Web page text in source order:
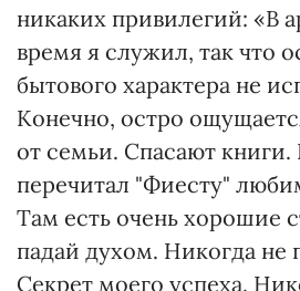
никаких привилегий: «В
время я служил, так что
бытового характера не
Конечно, остро
от семьи. Спасают книги.
перечитал "Фиесту"
Там есть очень хорошие
падай духом. Никогда не
Секрет моего успеха.